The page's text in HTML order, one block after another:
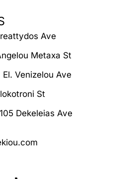
Ave
Metaxa St
Venizelou Ave
St
Dekeleias Ave